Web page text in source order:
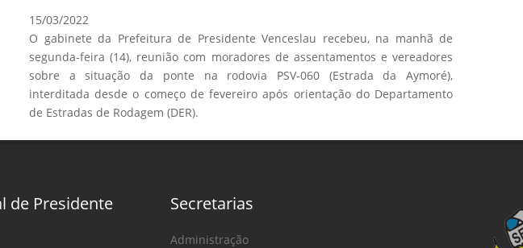
15/03/2022
O gabinete da Prefeitura de Presidente Venceslau recebeu, na manhã de
segunda-feira (14), reunião com moradores de assentamentos e vereadores
sobre a situação da ponte na rodovia PSV-060 (Estrada da Aymoré),
interditada desde o começo de fevereiro após orientação do Departamento
de Estradas de Rodagem (DER).
de Presidente
Secretarias
Administração